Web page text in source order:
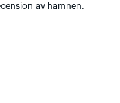
av hamnen.